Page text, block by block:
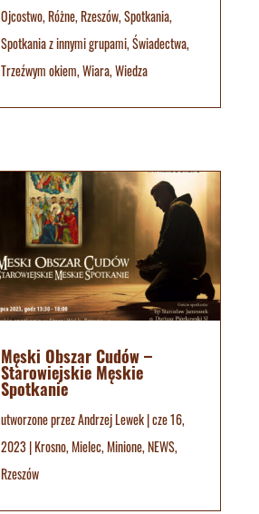
Ojcostwo,Różne,Rzeszów,Spotkania,
Spotkania z innymi grupami,Świadectwa,
Trzeźwym okiem,Wiara,Wiedza
Męski Obszar Cudów –
Starowiejskie Męskie
Spotkanie
utworzone przezAndrzej Lewek|cze 16,
2023 |Krosno,Mielec,Minione,NEWS,
Rzeszów